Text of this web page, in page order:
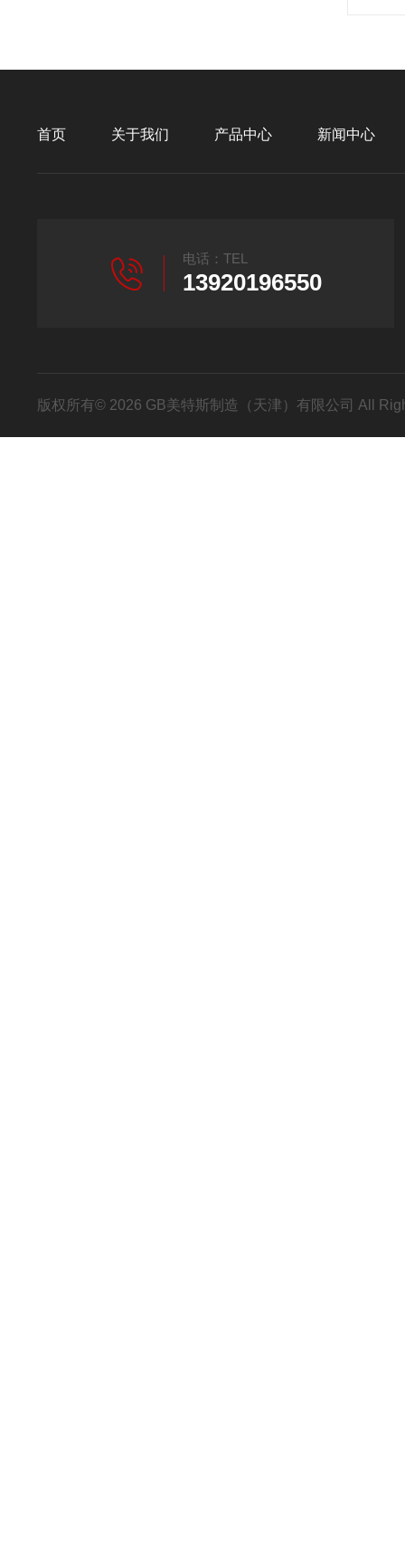
首页 关于我们 产品中心 新闻中心
电话：TEL
13920196550
版权所有© 2026 GB美特斯制造（天津）有限公司 All